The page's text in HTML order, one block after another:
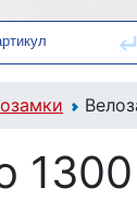
1300